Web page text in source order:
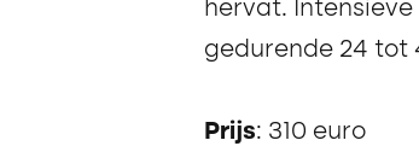
hervat. Intensieve
gedurende 24 tot
Prijs: 310 euro